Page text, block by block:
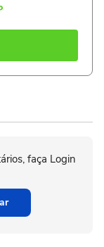
faça Login